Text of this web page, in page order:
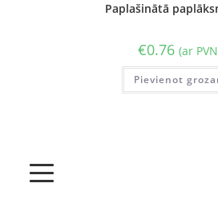
Paplašinātā
€0.76 (ar
Pievienot